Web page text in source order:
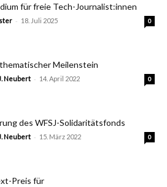
für freie Tech-Journalist:innen
- 18. Juli 2025 0
Meilenstein
Neubert - 14. April 2022 0
des WFSJ-Solidaritätsfonds
Neubert - 15. März 2022 0
Preis für